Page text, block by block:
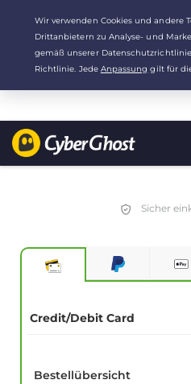
Deine Wahl:Der beste Deal für
/
Sicher
Credit/Debit Card
Bestellübersicht